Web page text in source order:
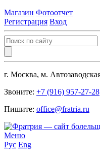
Магазин Фотоотчет
Регистрация Вход
г. Москва, м.
Звоните: +7 (916) 957-27-28
Пишите: office@fratria.ru
Меню
Рус Eng